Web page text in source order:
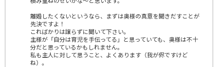
離婚したくないというなら、まずは奥様の真意を聞きだすことが
先決ですよ！
こればかりは譲らずに聞いて下さい。
主様が「自分は育児を手伝ってる」と思っていても、奥様は不十
分だと思っているかもしれません。
私も主人に対して思うこと、よくあります（我が侭ですけど
ね）。